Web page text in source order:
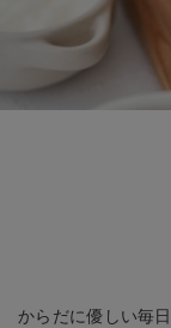
からだに優しい毎